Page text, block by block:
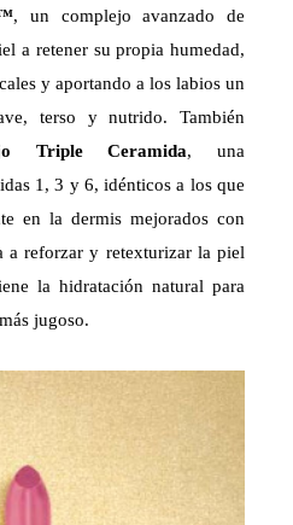
, un complejo avanzado de
a retener su propia humedad,
y aportando a los labios un
terso y nutrido. También
Triple Ceramida, una
1, 3 y 6, idénticos a los que
en la dermis mejorados con
a reforzar y retexturizar la piel
la hidratación natural para
jugoso.